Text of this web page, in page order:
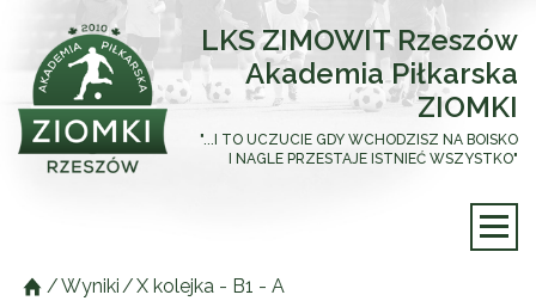
LKS ZIMOWIT Rzeszów
Akademia Piłkarska
ZIOMKI
"...I TO UCZUCIE GDY WCHODZISZ NA BOISKO
I NAGLE PRZESTAJE ISTNIEĆ WSZYSTKO"
/Wyniki /X kolejka - B1 - A